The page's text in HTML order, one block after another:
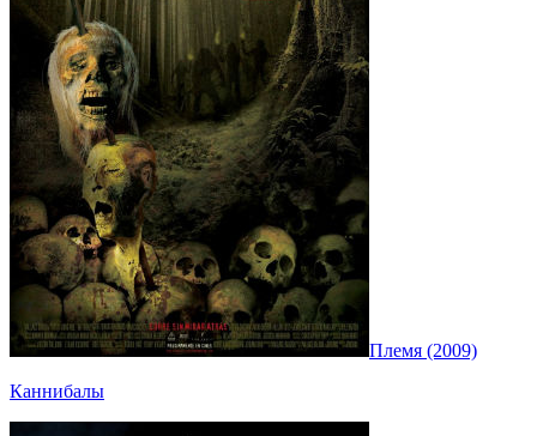
Племя (2009)
Каннибалы